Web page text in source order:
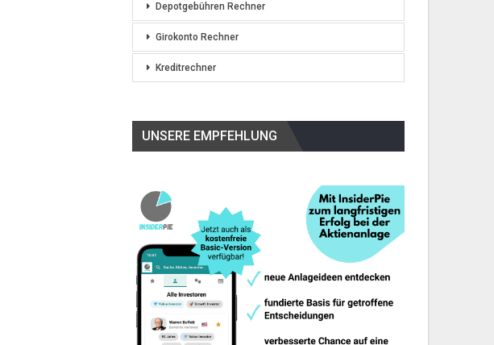
Depotgebühren Rechner
Girokonto Rechner
Kreditrechner
UNSERE EMPFEHLUNG